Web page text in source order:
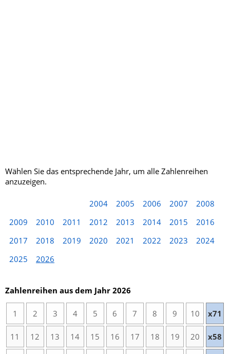
Wählen Sie das entsprechende Jahr, um alle Zahlenreihen
anzuzeigen.
2004 2005 2006 2007
2008
2009
2010 2011 2012 2013 2014 2015
2016
2017
2018 2019 2020 2021 2022 2023
2024
2025
2026
Zahlenreihen aus dem Jahr 2026
1 2 3 4 5 6 7 8 9 10 x71
11 12 13 14 15 16 17 18 19 20 x58